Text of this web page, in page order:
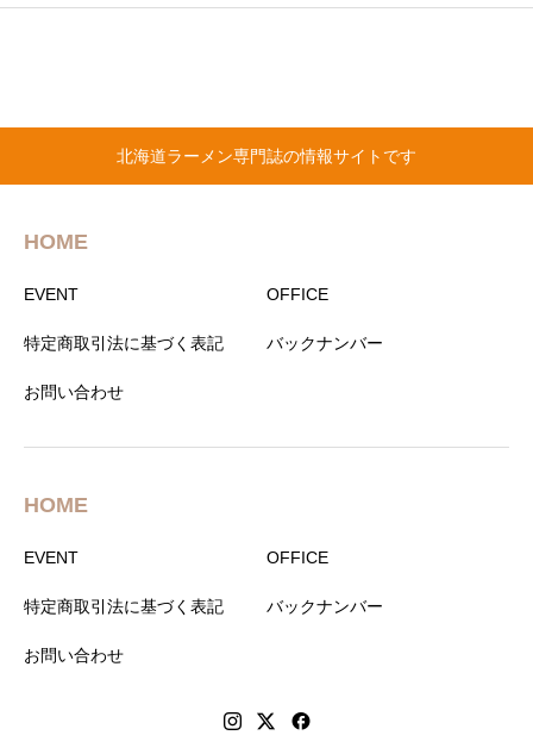
北海道ラーメン専門誌の情報サイトです
HOME
EVENT OFFICE
特定商取引法に基づく表記 バックナンバー
お問い合わせ
HOME
EVENT OFFICE
特定商取引法に基づく表記 バックナンバー
お問い合わせ